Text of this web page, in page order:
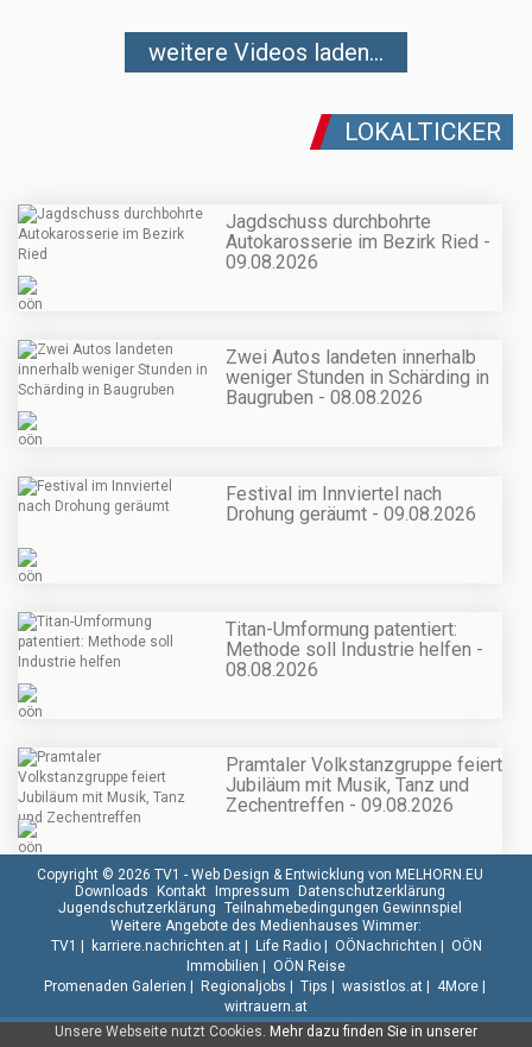
weitere Videos laden...
LOKALTICKER
Jagdschuss durchbohrte
Autokarosserie im Bezirk Ried -
09.08.2026
Zwei Autos landeten innerhalb
weniger Stunden in Schärding in
Baugruben - 08.08.2026
Festival im Innviertel nach
Drohung geräumt - 09.08.2026
Titan-Umformung patentiert:
Methode soll Industrie helfen -
08.08.2026
Pramtaler Volkstanzgruppe feiert
Jubiläum mit Musik, Tanz und
Zechentreffen - 09.08.2026
Unsere Webseite nutzt Cookies. Mehr dazu finden Sie in unserer
Copyright © 2026 TV1 - Web Design & Entwicklung von MELHORN.EU
Downloads
Kontakt Impressum
Datenschutzerklärung
Jugendschutzerklärung Teilnahmebedingungen Gewinnspiel
Weitere Angebote des Medienhauses Wimmer:
TV1
karriere.nachrichten.at| Life Radio| OÖNachrichten
OÖN
Immobilien
OÖN Reise
Promenaden Galerien
Regionaljobs Tips wasistlos.at| 4More|
wirtrauern.at